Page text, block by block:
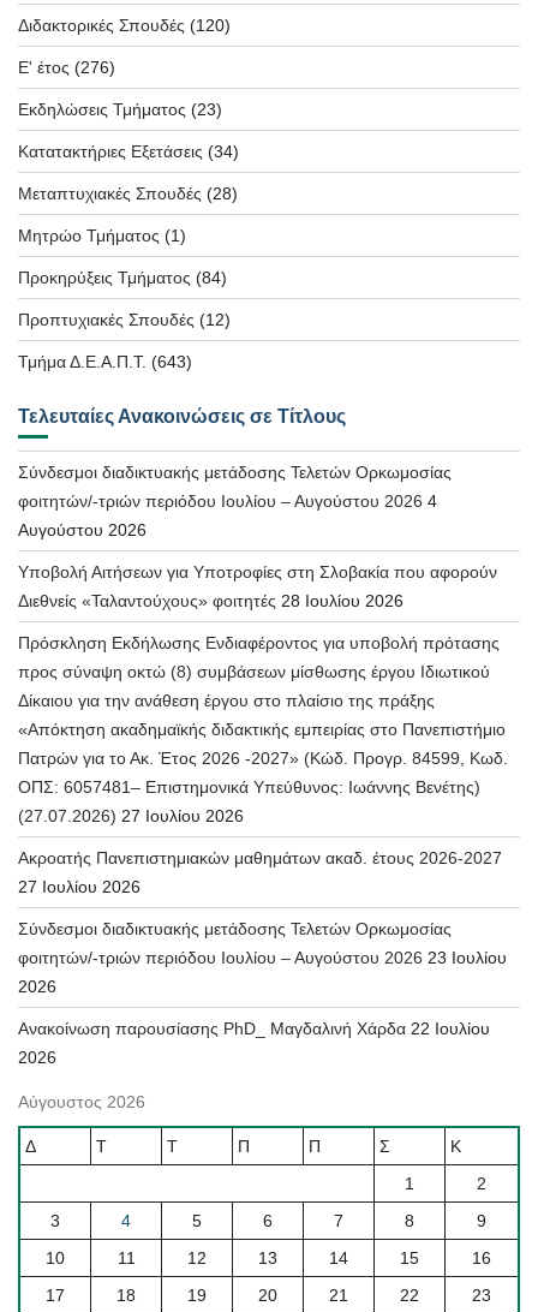
Διδακτορικές Σπουδές (120)
Ε' έτος (276)
Εκδηλώσεις Τμήματος (23)
Κατατακτήριες Εξετάσεις (34)
Μεταπτυχιακές Σπουδές (28)
Μητρώο Τμήματος (1)
Προκηρύξεις Τμήματος (84)
Προπτυχιακές Σπουδές (12)
Τμήμα Δ.Ε.Α.Π.Τ. (643)
Τελευταίες Ανακοινώσεις σε Τίτλους
Σύνδεσμοι διαδικτυακής μετάδοσης Τελετών Ορκωμοσίας
φοιτητών/-τριών περιόδου Ιουλίου – Αυγούστου 2026 4
Αυγούστου 2026
Υποβολή Αιτήσεων για Υποτροφίες στη Σλοβακία που αφορούν
Διεθνείς «Ταλαντούχους» φοιτητές 28 Ιουλίου 2026
Πρόσκληση Εκδήλωσης Ενδιαφέροντος για υποβολή πρότασης
προς σύναψη οκτώ (8) συμβάσεων μίσθωσης έργου Ιδιωτικού
Δίκαιου για την ανάθεση έργου στο πλαίσιο της πράξης
«Απόκτηση ακαδημαϊκής διδακτικής εμπειρίας στο Πανεπιστήμιο
Πατρών για το Ακ. Έτος 2026 -2027» (Κώδ. Προγρ. 84599, Κωδ.
ΟΠΣ: 6057481– Επιστημονικά Υπεύθυνος: Ιωάννης Βενέτης)
(27.07.2026) 27 Ιουλίου 2026
Ακροατής Πανεπιστημιακών μαθημάτων ακαδ. έτους 2026-2027
27 Ιουλίου 2026
Σύνδεσμοι διαδικτυακής μετάδοσης Τελετών Ορκωμοσίας
φοιτητών/-τριών περιόδου Ιουλίου – Αυγούστου 2026 23 Ιουλίου
2026
Ανακοίνωση παρουσίασης PhD_ Μαγδαλινή Χάρδα 22 Ιουλίου
2026
Αύγουστος 2026
Δ Τ Τ Π Π Σ
Κ
1
2
3
4 5 6 7 8
9
10
11 12 13 14 15
16
17
18 19 20 21 22
23